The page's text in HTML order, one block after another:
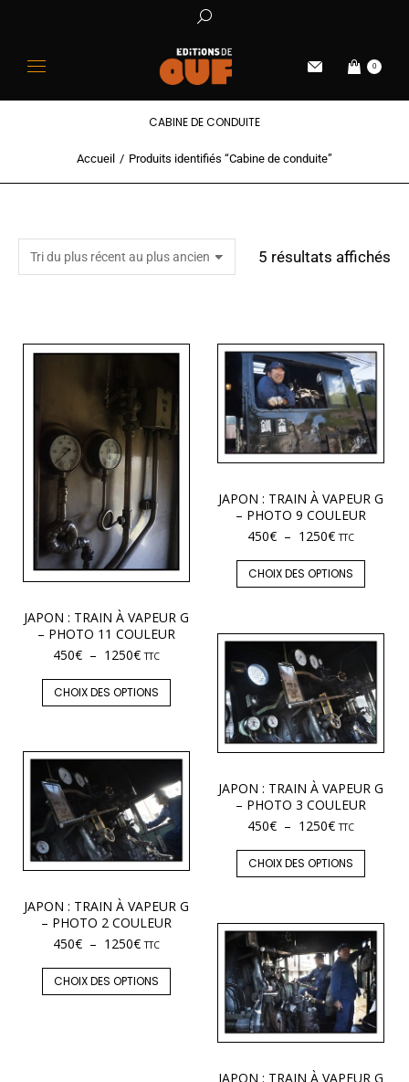
0
CABINE DE CONDUITE
Vous êtes ici :
Accueil Produits identifiés “Cabine de conduite”
5 résultats affichés
JAPON : TRAIN À VAPEUR G
– PHOTO 11 COULEUR
450€ – 1250€ TTC
CHOIX DES OPTIONS
JAPON : TRAIN À VAPEUR G
– PHOTO 9 COULEUR
450€ – 1250€ TTC
CHOIX DES OPTIONS
JAPON : TRAIN À VAPEUR G
– PHOTO 3 COULEUR
450€ – 1250€ TTC
CHOIX DES OPTIONS
JAPON : TRAIN À VAPEUR G
– PHOTO 2 COULEUR
450€ – 1250€ TTC
CHOIX DES OPTIONS
JAPON : TRAIN À VAPEUR G